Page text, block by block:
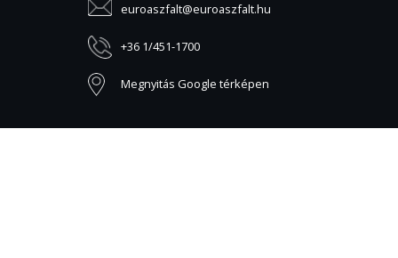
euroaszfalt@euroaszfalt.hu
+36 1/451-1700
Megnyitás Google térképen